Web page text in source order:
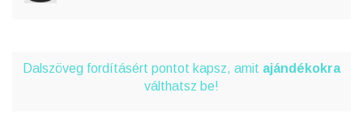
Dalszöveg fordításért pontot kapsz, amit ajándékokra
válthatsz be!